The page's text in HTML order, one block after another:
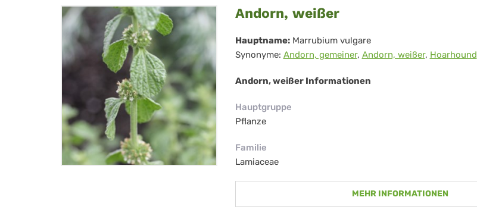
Andorn,
weißer
Andorn, weißer
Hauptname: Marrubium vulgare
Synonyme: Andorn, gemeiner, Andorn, weißer, Hoarhound
Andorn, weißer Informationen
Hauptgruppe
Pflanze
Familie
Lamiaceae
MEHR INFORMATIONEN